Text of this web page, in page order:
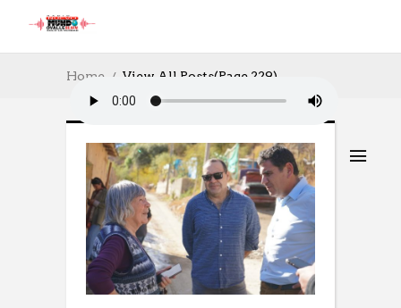
Home View All Posts(Page 229)